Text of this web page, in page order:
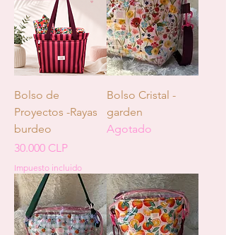
Bolso de
Proyectos -Rayas
burdeo
Precio
30.000 CLP
Impuesto incluido
Bolso Cristal -
garden
Agotado